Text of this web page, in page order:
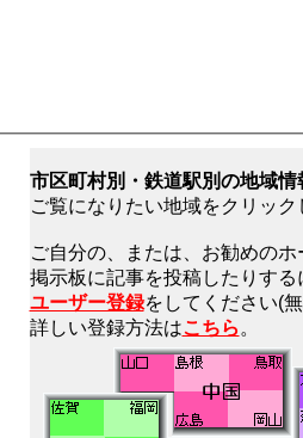
市区町村別・鉄道駅別の地域情
ご覧になりたい地域をクリック
ご自分の、または、お勧めの
ユーザー登録をしてください(無
詳しい登録方法はこちら 。